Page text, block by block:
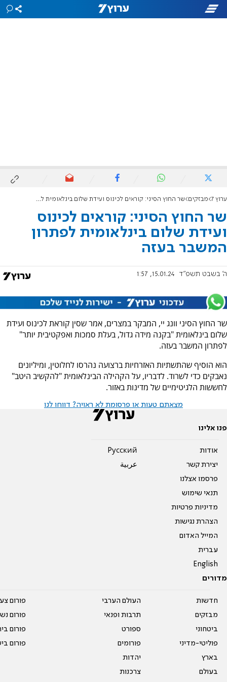
ערוץ 7 מבזקים שר החוץ הסיני: קוראים לכינוס ועידת שלום בינלאומית לפתרון המשבר בעזה
שר החוץ הסיני: קוראים לכינוס
ועידת שלום בינלאומית לפתרון
המשבר בעזה
ה' בשבט תשפ"ד 15.01.24, 1:57
שר החוץ הסיני וונג יי, המבקר במצרים, אמר שסין קוראת לכינוס ועידת
שלום בינלאומית "בקנה מידה גדול, בעלת סמכות ואפקטיבית יותר"
לפתרון המשבר בעזה.
הוא הוסיף שהתשתיות האזרחיות ברצועה נהרסו לחלוטין, ומיליונים
נאבקים כדי לשרוד. לדבריו, על הקהילה הבינלאומית "להקשיב היטב"
לחששות הלגיטימיים של מדינות באזור.
מצאתם טעות או פרסומת לא ראויה? דווחו לנו
פנו אלינו
אודות
יצירת קשר
פרסמו אצלנו
תנאי שימוש
מדיניות פרטיות
הצהרת נגישות
המייל האדום
עברית
English
Pусский
عربية
מדורים
חדשות
מבזקים
ביטחוני
פוליטי-מדיני
בארץ
בעולם
העולם הערבי
תרבות ופנאי
ספורט
פורומים
יהדות
צרכנות
פורום
פורום
פורום
פורום